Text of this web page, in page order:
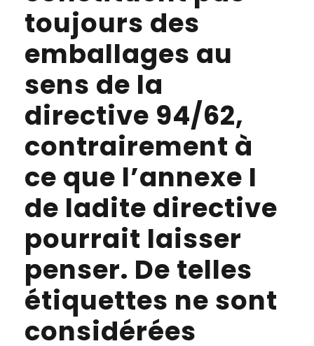
toujours des
emballages au
sens de la
directive 94/62,
contrairement à
ce que l’annexe I
de ladite directive
pourrait laisser
penser. De telles
étiquettes ne sont
considérées